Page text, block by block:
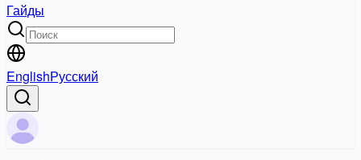
Гайды
EnglishРусский